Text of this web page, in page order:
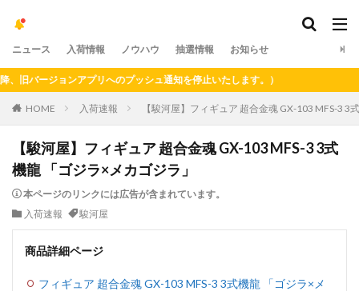
ニュース 入荷情報 ノウハウ 抽選情報 お知らせ
ージョンアプリへのプッシュ通知を停止いたします。）
HOME 入荷速報 【駿河屋】フィギュア 超合金魂 GX-103 MFS-3 3
【駿河屋】フィギュア 超合金魂 GX-103 MFS-3 3式
機龍 「ゴジラ×メカゴジラ」
本ページのリンクには広告が含まれています。
入荷速報
駿河屋
商品詳細ページ
フィギュア 超合金魂 GX-103 MFS-3 3式機龍 「ゴジラ×メ